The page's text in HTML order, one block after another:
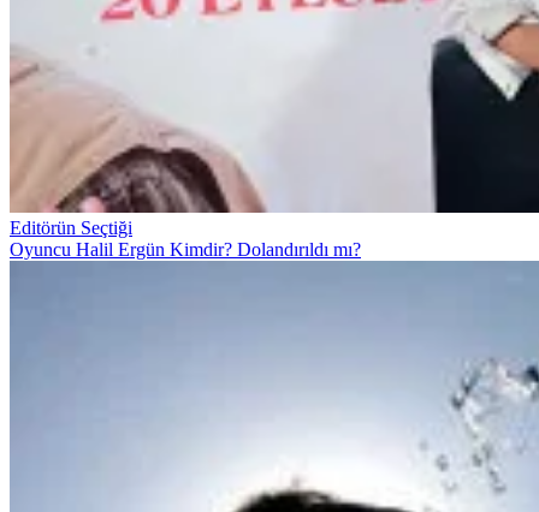
Editörün Seçtiği
Oyuncu Halil Ergün Kimdir? Dolandırıldı mı?